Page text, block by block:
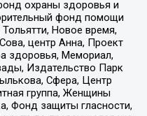
охраны здоровья и
фонд помощи
Новое время,
центр Анна, Проект
здоровья, Мемориал,
Издательство Парк
Сфера, Центр
группа, Женщины
Фонд защиты гласности,